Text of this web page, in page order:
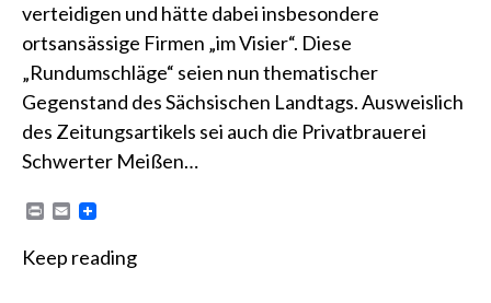
verteidigen und hätte dabei insbesondere
ortsansässige Firmen „im Visier“. Diese
„Rundumschläge“ seien nun thematischer
Gegenstand des Sächsischen Landtags. Ausweislich
des Zeitungsartikels sei auch die Privatbrauerei
Schwerter Meißen…
n
E
i
Keep reading